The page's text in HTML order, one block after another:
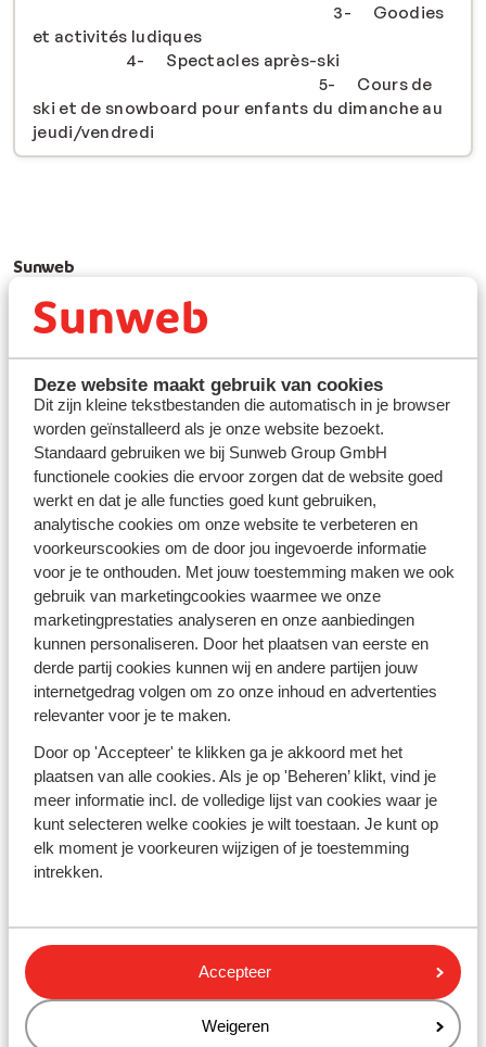
Deze website maakt gebruik van cookies
Dit zijn kleine tekstbestanden die automatisch in je browser
worden geïnstalleerd als je onze website bezoekt.
Standaard gebruiken we bij Sunweb Group GmbH
functionele cookies die ervoor zorgen dat de website goed
werkt en dat je alle functies goed kunt gebruiken,
analytische cookies om onze website te verbeteren en
voorkeurscookies om de door jou ingevoerde informatie
voor je te onthouden. Met jouw toestemming maken we ook
gebruik van marketingcookies waarmee we onze
marketingprestaties analyseren en onze aanbiedingen
kunnen personaliseren. Door het plaatsen van eerste en
derde partij cookies kunnen wij en andere partijen jouw
internetgedrag volgen om zo onze inhoud en advertenties
relevanter voor je te maken.
Door op 'Accepteer' te klikken ga je akkoord met het
plaatsen van alle cookies. Als je op 'Beheren’ klikt, vind je
meer informatie incl. de volledige lijst van cookies waar je
kunt selecteren welke cookies je wilt toestaan. Je kunt op
elk moment je voorkeuren wijzigen of je toestemming
intrekken.
Accepteer
Weigeren
3- Goodies
et activités ludiques
4- Spectacles après-ski
5- Cours de
ski et de snowboard pour enfants du dimanche au
jeudi/vendredi
Sunweb
Sélectionnez vos préférences marketing
Qui sommes-nous ?
Espace presse et média
Contact & FAQ
Réserver des Extras
Blog
Cookies
Conditions
Informations de voyage
Glossaire
Droit de renonciation
Annulation
Confidentialité
Clause de non responsabilité
Déclaration d'accessibilité
Travailler chez Sunweb
Déposer une plainte
Vacances durables
Pays populaire
France
Stations de ski
Espace San Bernardo
Les Deux Alpes
Les Portes du Soleil
Les Sybelles